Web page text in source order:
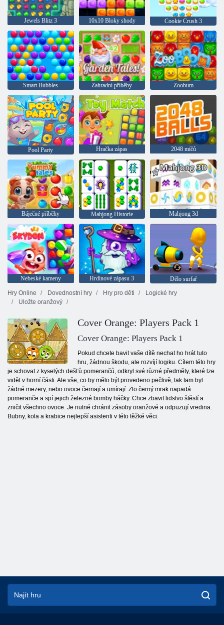
Jewels Blitz 3 10x10 Bloky shody Cookie Crush 3
Smart Bubbles Zahradní příběhy Zoobum
Pool Party Hračka zápas 2048 míčů
Báječné příběhy Mahjong Historie Mahjong 3d
Nebeské kameny Hrdinové zápasu 3
Dělo surfař
Hry Online
Dovednostní hry Hry pro děti
Logické hry
Uložte oranžový
Cover Orange: Players Pack 1
Cover Orange: Players Pack 1
Pokud chcete bavit vaše dítě nechat ho hrát tuto
hru, žádnou škodu, ale rozvíjí logiku. Cílem této hry
je schovat z kyselých dešťů pomerančů, odkryl své různé předměty, které lze
vidět v horní části. Ale vše, co by mělo být provedeno pečlivě, tak tam byl
žádné mezery, nebo ovoce černají a umírají. Zlo černý mrak napadá
pomeranče a spí jejich železné bomby háčky. Chce zbavit lidstvo štěstí a
zničit všechno ovoce. Je nutné chránit zásoby oranžové a odpuzují vredina.
Bubny, kola a krabice nejlepší asistenti v této těžké věci.